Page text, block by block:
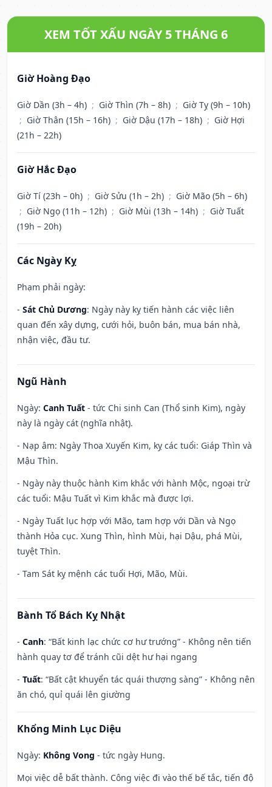
XEM TỐT XẤU NGÀY 5 THÁNG 6
Giờ Hoàng Đạo
Giờ Dần (3h – 4h) ; Giờ Thìn (7h – 8h) ; Giờ Tỵ (9h – 10h)
; Giờ Thân (15h – 16h) ; Giờ Dậu (17h – 18h) ; Giờ Hợi
(21h – 22h)
Giờ Hắc Đạo
Giờ Tí (23h – 0h) ; Giờ Sửu (1h – 2h) ; Giờ Mão (5h – 6h)
; Giờ Ngọ (11h – 12h) ; Giờ Mùi (13h – 14h) ; Giờ Tuất
(19h – 20h)
Các Ngày Kỵ
Phạm phải ngày:
- Sát Chủ Dương: Ngày này kỵ tiến hành các việc liên
quan đến xây dựng, cưới hỏi, buôn bán, mua bán nhà,
nhận việc, đầu tư.
Ngũ Hành
Ngày: Canh Tuất - tức Chi sinh Can (Thổ sinh Kim), ngày
này là ngày cát (nghĩa nhật).
- Nạp âm: Ngày Thoa Xuyến Kim, kỵ các tuổi: Giáp Thìn và
Mậu Thìn.
- Ngày này thuộc hành Kim khắc với hành Mộc, ngoại trừ
các tuổi: Mậu Tuất vì Kim khắc mà được lợi.
- Ngày Tuất lục hợp với Mão, tam hợp với Dần và Ngọ
thành Hỏa cục. Xung Thìn, hình Mùi, hại Dậu, phá Mùi,
tuyệt Thìn.
- Tam Sát kỵ mệnh các tuổi Hợi, Mão, Mùi.
Bành Tổ Bách Kỵ Nhật
- Canh: “Bất kinh lạc chức cơ hư trướng” - Không nên tiến
hành quay tơ để tránh cũi dệt hư hại ngang
- Tuất: “Bất cật khuyển tác quái thượng sàng” - Không nên
ăn chó, quỉ quái lên giường
Khổng Minh Lục Diệu
Ngày: Không Vong - tức ngày Hung.
Mọi việc dễ bất thành. Công việc đi vào thế bế tắc, tiến độ